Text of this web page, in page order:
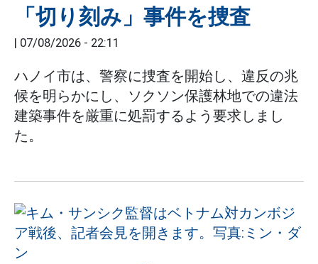
「切り刻み」事件を捜査
| 07/08/2026 - 22:11
ハノイ市は、警察に捜査を開始し、違反の兆
候を明らかにし、ソクソン保護林地での違法
建築事件を厳重に処罰するよう要求しまし
た。